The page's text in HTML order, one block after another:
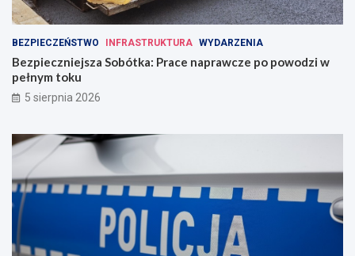
BEZPIECZEŃSTWO INFRASTRUKTURA WYDARZENIA
Bezpieczniejsza Sobótka: Prace naprawcze po powodzi w
pełnym toku
5 sierpnia 2026